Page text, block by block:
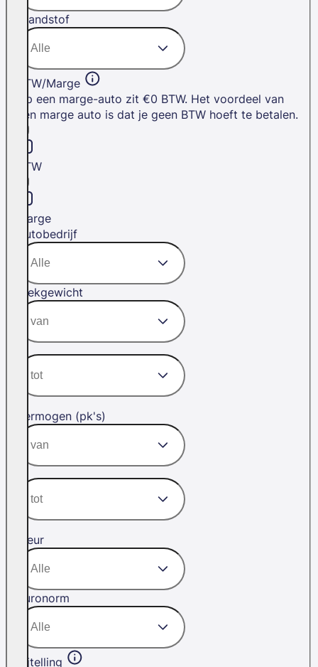
Brandstof
BTW/Marge
Op een marge-auto zit €0 BTW. Het voordeel van
een marge auto is dat je geen BTW hoeft te betalen.
BTW
Marge
Autobedrijf
Trekgewicht
Vermogen (pk's)
Kleur
Euronorm
Bijtelling